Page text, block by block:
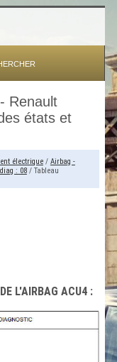
Renault
états et
électrique/ Airbag -
: 08/ Tableau
L'AIRBAG ACU4 :